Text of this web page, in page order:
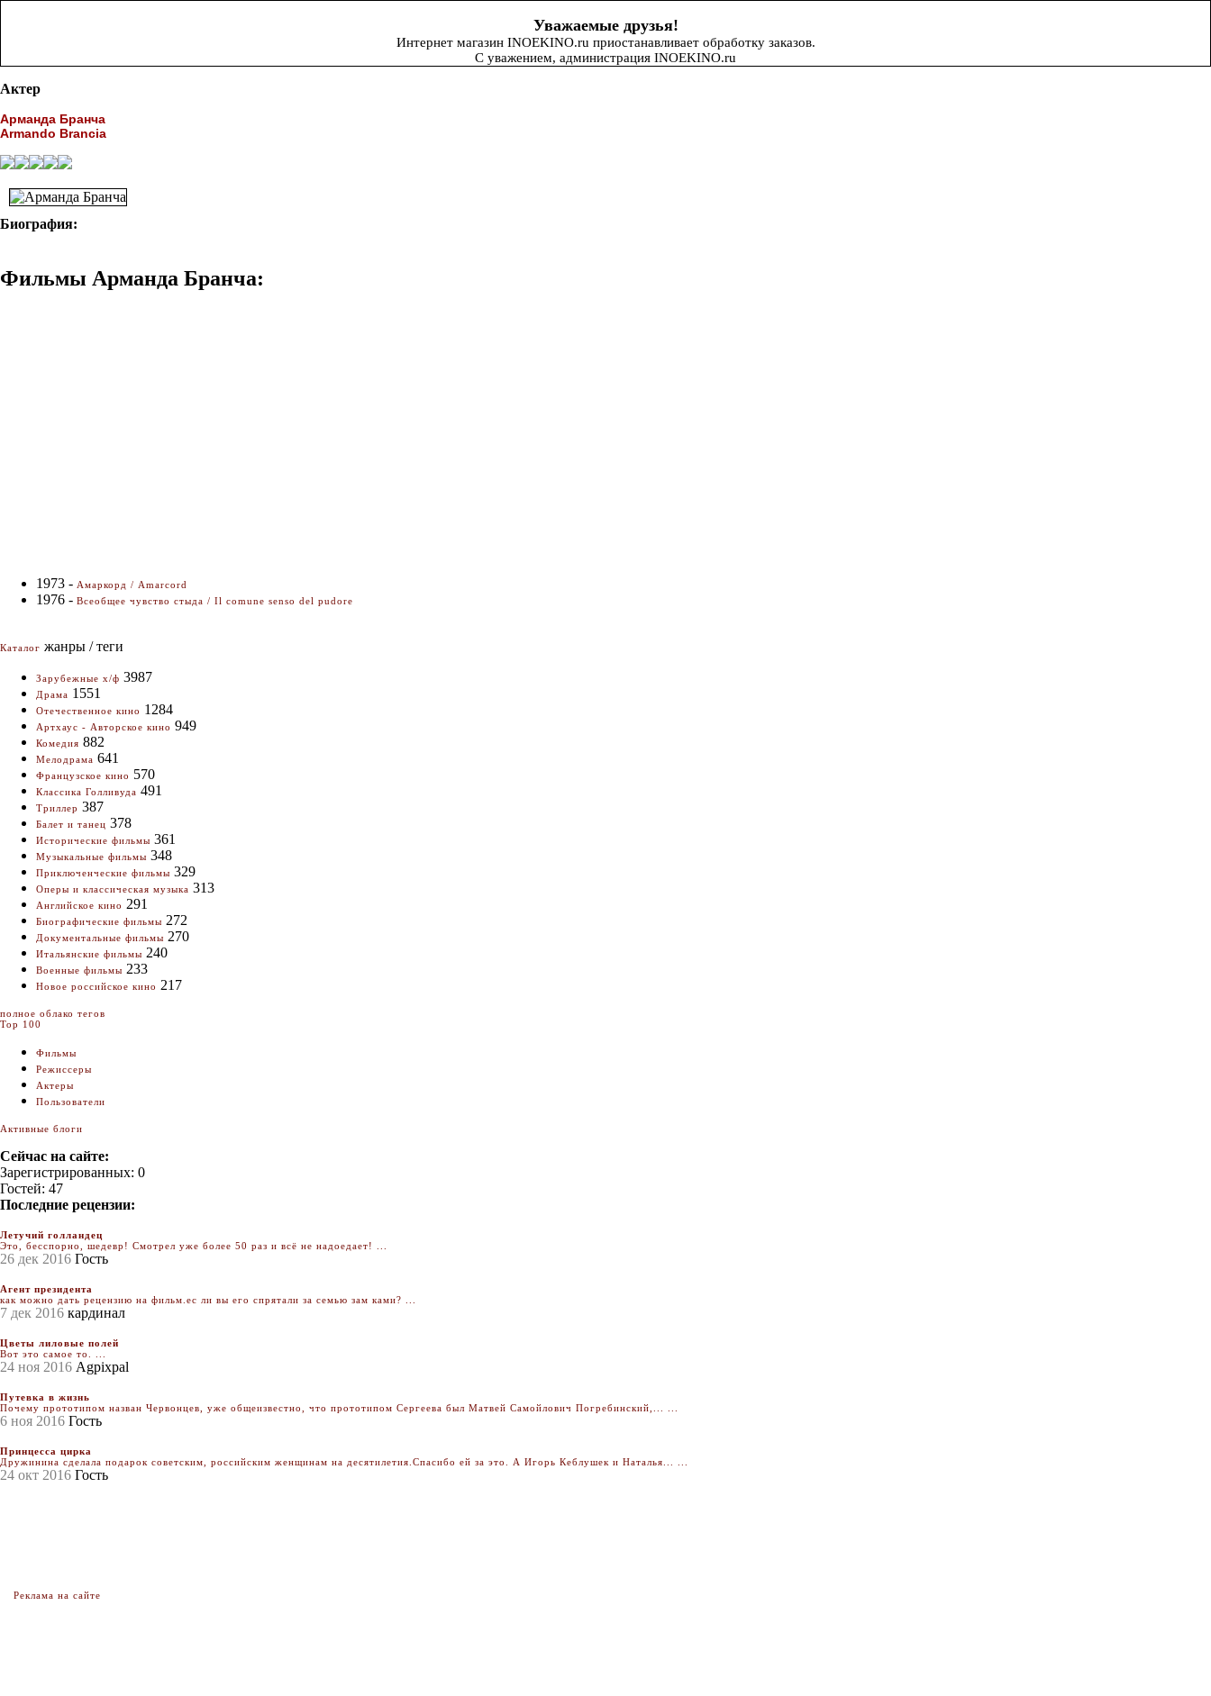
Уважаемые друзья!
Интернет магазин INOEKINO.ru приостанавливает обработку заказов.
С уважением, администрация INOEKINO.ru
Актер
Арманда Бранча
Armando Brancia
Биография:
Фильмы Арманда Бранча:
1973 - Амаркорд / Amarcord
1976 - Всеобщее чувство стыда / Il comune senso del pudore
Каталог жанры / теги
Зарубежные х/ф 3987
Драма 1551
Отечественное кино 1284
Артхаус - Авторское кино 949
Комедия 882
Мелодрама 641
Французское кино 570
Классика Голливуда 491
Триллер 387
Балет и танец 378
Исторические фильмы 361
Музыкальные фильмы 348
Приключенческие фильмы 329
Оперы и классическая музыка 313
Английское кино 291
Биографические фильмы 272
Документальные фильмы 270
Итальянские фильмы 240
Военные фильмы 233
Новое российское кино 217
полное облако тегов
Top 100
Фильмы
Режиссеры
Актеры
Пользователи
Активные блоги
Сейчас на сайте:
Зарегистрированных: 0
Гостей: 47
Последние рецензии:
Летучий голландец
Это, бесспорно, шедевр! Смотрел уже более 50 раз и всё не надоедает! ...
26 дек 2016 Гость
Агент президента
как можно дать рецензию на фильм.ес ли вы его спрятали за семью зам ками? ...
7 дек 2016 кардинал
Цветы лиловые полей
Вот это самое то. ...
24 ноя 2016 Agpixpal
Путевка в жизнь
Почему прототипом назван Червонцев, уже общеизвестно, что прототипом Сергеева был Матвей Самойлович Погребинский,... ...
6 ноя 2016 Гость
Принцесса цирка
Дружинина сделала подарок советским, российским женщинам на десятилетия.Спасибо ей за это. А Игорь Кеблушек и Наталья... ...
24 окт 2016 Гость
Реклама на сайте